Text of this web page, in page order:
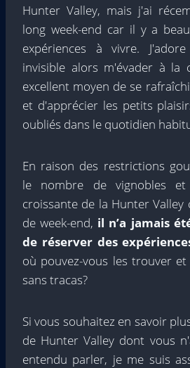
Hunter Valley, mais j'ai
long week-end car il y a
expériences à vivre.
invisible alors m'évader à la
excellent moyen de se
et d'apprécier les petits
oubliés dans le quotidien
En raison des restrictions
le nombre de vignobles
croissante de la Hunter
de week-end, il n’a jamais
de réserver des
où pouvez-vous les trouver
sans tracas?
Si vous souhaitez en savoir
de Hunter Valley dont vous
entendu parler, je me suis